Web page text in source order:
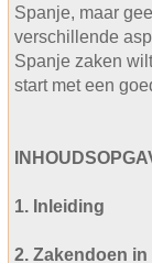
Spanje, maar
verschillende
Spanje zaken
start met een
1. Inleiding
2. Zakendoen